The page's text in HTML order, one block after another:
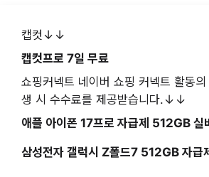
캡컷↓↓
캡컷프로 7일 무료
쇼핑커넥트 네이버 쇼핑 커넥트 활동
생 시 수수료를 제공받습니다.↓↓
애플 아이폰 17프로 자급제 512GB 실
삼성전자 갤럭시 Z폴드7 512GB 자급제